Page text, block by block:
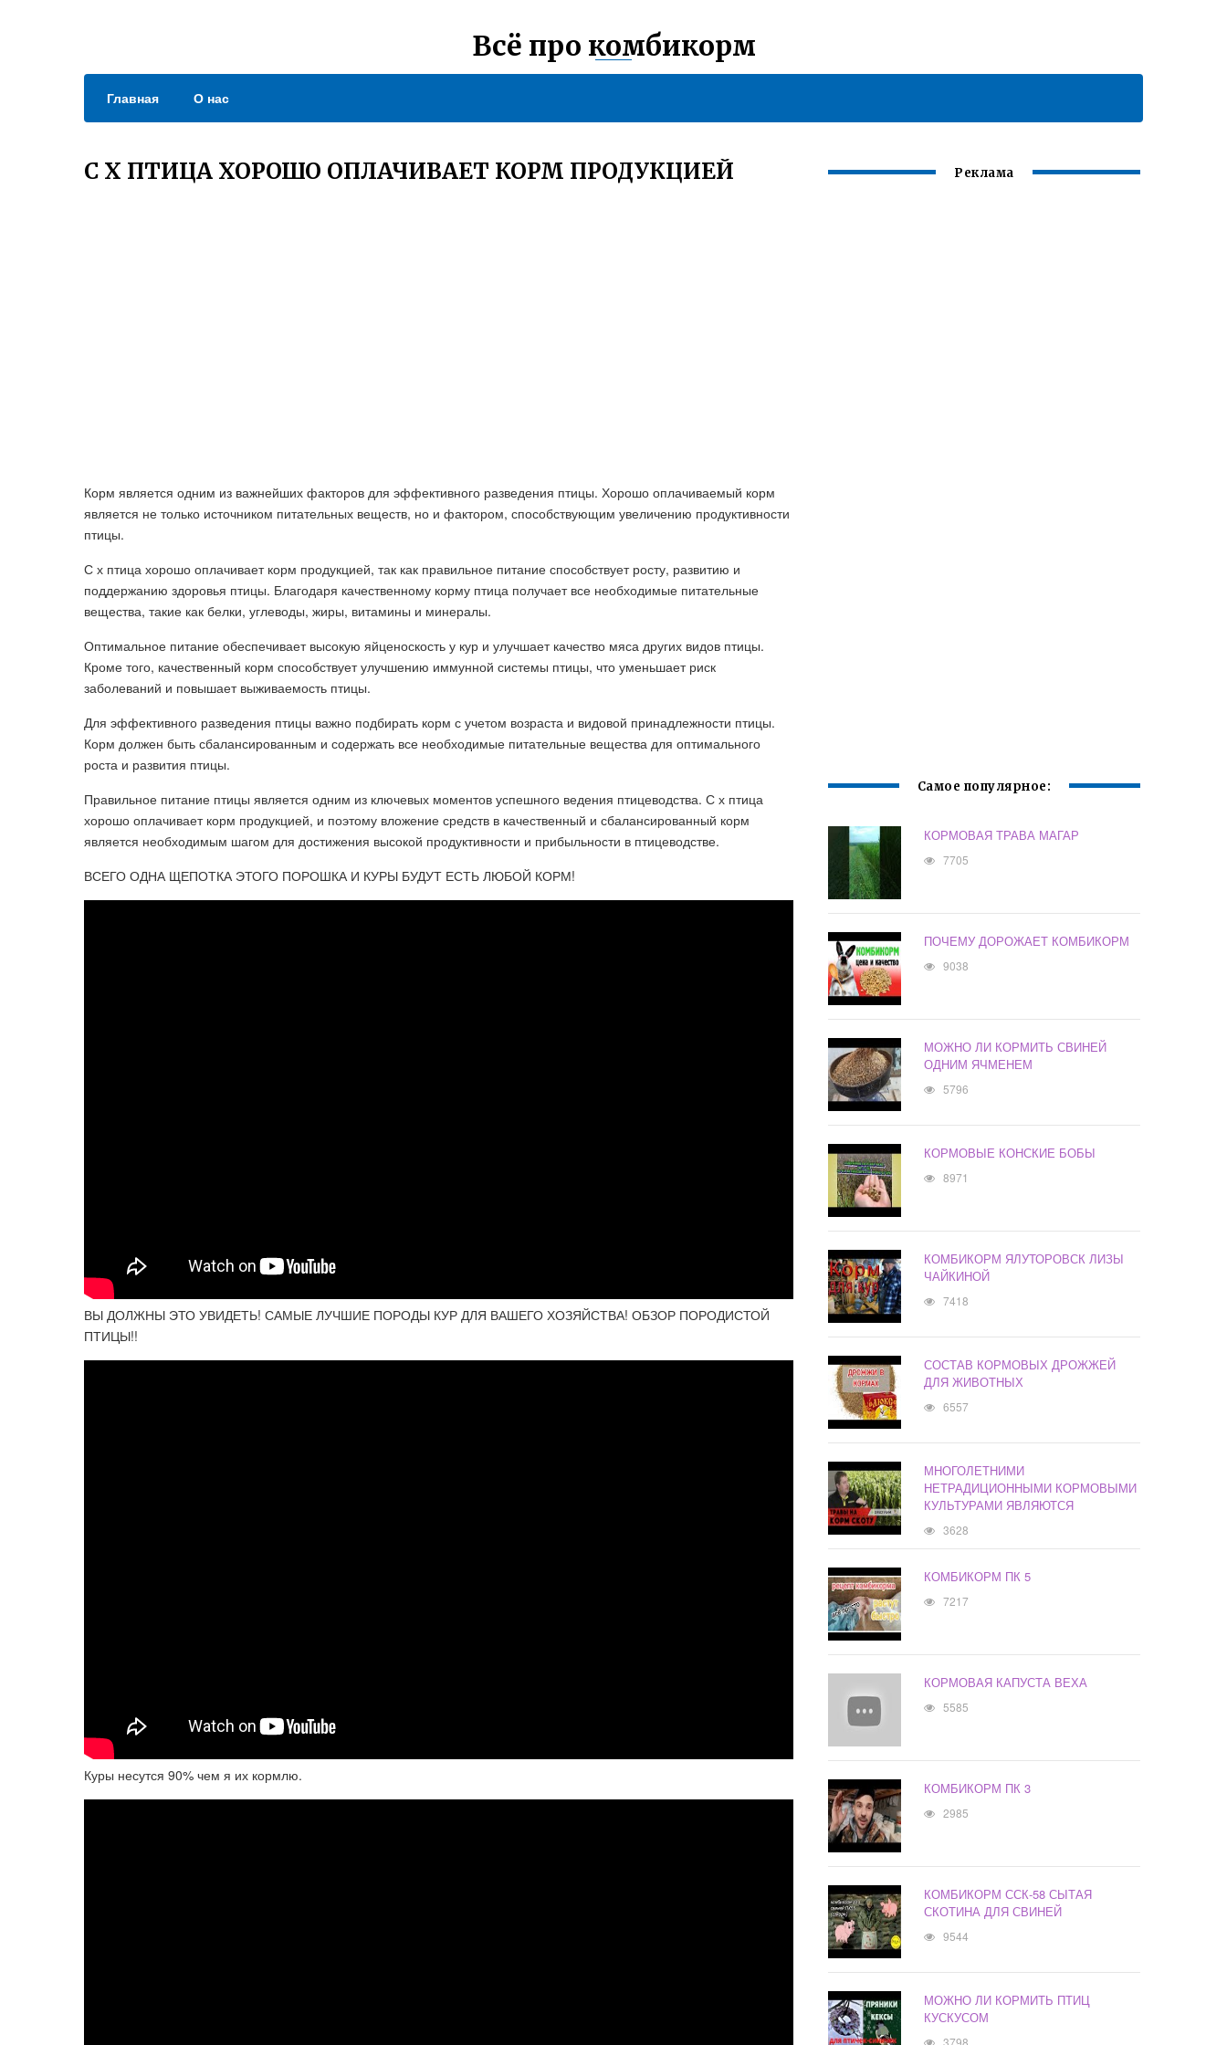
Всё про комбикорм
Главная О нас
С Х ПТИЦА ХОРОШО ОПЛАЧИВАЕТ КОРМ ПРОДУКЦИЕЙ
Корм является одним из важнейших факторов для эффективного разведения птицы. Хорошо оплачиваемый корм
является не только источником питательных веществ, но и фактором, способствующим увеличению продуктивности
птицы.
С х птица хорошо оплачивает корм продукцией, так как правильное питание способствует росту, развитию и
поддержанию здоровья птицы. Благодаря качественному корму птица получает все необходимые питательные
вещества, такие как белки, углеводы, жиры, витамины и минералы.
Оптимальное питание обеспечивает высокую яйценоскость у кур и улучшает качество мяса других видов птицы.
Кроме того, качественный корм способствует улучшению иммунной системы птицы, что уменьшает риск
заболеваний и повышает выживаемость птицы.
Для эффективного разведения птицы важно подбирать корм с учетом возраста и видовой принадлежности птицы.
Корм должен быть сбалансированным и содержать все необходимые питательные вещества для оптимального
роста и развития птицы.
Правильное питание птицы является одним из ключевых моментов успешного ведения птицеводства. С х птица
хорошо оплачивает корм продукцией, и поэтому вложение средств в качественный и сбалансированный корм
является необходимым шагом для достижения высокой продуктивности и прибыльности в птицеводстве.
ВСЕГО ОДНА ЩЕПОТКА ЭТОГО ПОРОШКА И КУРЫ БУДУТ ЕСТЬ ЛЮБОЙ КОРМ!
ВЫ ДОЛЖНЫ ЭТО УВИДЕТЬ! САМЫЕ ЛУЧШИЕ ПОРОДЫ КУР ДЛЯ ВАШЕГО ХОЗЯЙСТВА! ОБЗОР ПОРОДИСТОЙ
ПТИЦЫ!!
Куры несутся 90% чем я их кормлю.
Реклама
Самое популярное:
КОРМОВАЯ ТРАВА МАГАР
7705
ПОЧЕМУ ДОРОЖАЕТ КОМБИКОРМ
9038
МОЖНО ЛИ КОРМИТЬ СВИНЕЙ
ОДНИМ ЯЧМЕНЕМ
5796
КОРМОВЫЕ КОНСКИЕ БОБЫ
8971
КОМБИКОРМ ЯЛУТОРОВСК ЛИЗЫ
ЧАЙКИНОЙ
7418
СОСТАВ КОРМОВЫХ ДРОЖЖЕЙ
ДЛЯ ЖИВОТНЫХ
6557
МНОГОЛЕТНИМИ
НЕТРАДИЦИОННЫМИ КОРМОВЫМИ
КУЛЬТУРАМИ ЯВЛЯЮТСЯ
3628
КОМБИКОРМ ПК 5
7217
КОРМОВАЯ КАПУСТА ВЕХА
5585
КОМБИКОРМ ПК 3
2985
КОМБИКОРМ ССК-58 СЫТАЯ
СКОТИНА ДЛЯ СВИНЕЙ
9544
МОЖНО ЛИ КОРМИТЬ ПТИЦ
КУСКУСОМ